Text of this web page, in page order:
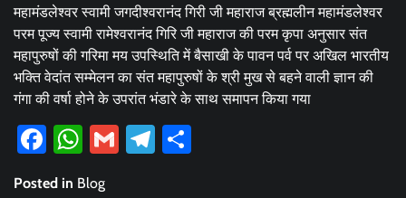
महामंडलेश्वर स्वामी जगदीश्वरानंद गिरी जी महाराज ब्रह्मलीन महामंडलेश्वर
परम पूज्य स्वामी रामेश्वरानंद गिरि जी महाराज की परम कृपा अनुसार संत
महापुरुषों की गरिमा मय उपस्थिति में बैसाखी के पावन पर्व पर अखिल भारतीय
भक्ति वेदांत सम्मेलन का संत महापुरुषों के श्री मुख से बहने वाली ज्ञान की
गंगा की वर्षा होने के उपरांत भंडारे के साथ समापन किया गया
Facebook
WhatsApp
GmailTelegram
Posted in Blog